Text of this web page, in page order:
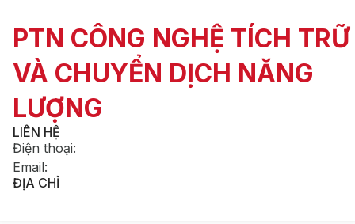
PTN CÔNG NGHỆ TÍCH TRỮ
VÀ CHUYỂN DỊCH NĂNG
LƯỢNG
LIÊN HỆ
Điện thoại:
Email:
ĐỊA CHỈ